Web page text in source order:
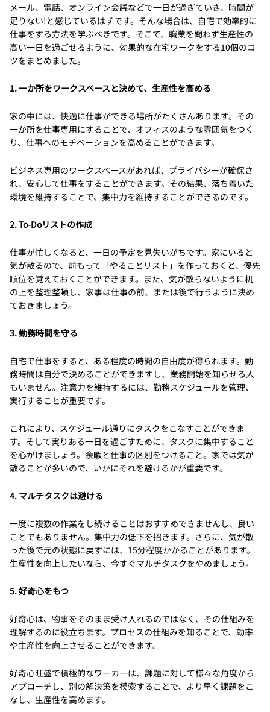
メール、電話、オンライン会議などで一日が過ぎていき、時間が
足りない!と感じているはずです。そんな場合は、自宅で効率的に
仕事をする方法を学ぶべきです。そこで、職業を問わず生産性の
高い一日を過ごせるように、効果的な在宅ワークをする10個のコ
ツをまとめました。
1. 一か所をワークスペースと決めて、生産性を高める
家の中には、快適に仕事ができる場所がたくさんあります。その
一か所を仕事専用にすることで、オフィスのような雰囲気をつく
り、仕事へのモチベーションを高めることができます。
ビジネス専用のワークスペースがあれば、プライバシーが確保さ
れ、安心して仕事をすることができます。その結果、落ち着いた
環境を維持することで、集中力を維持することができるのです。
2. To-Doリストの作成
仕事が忙しくなると、一日の予定を見失いがちです。家にいると
気が散るので、前もって「やることリスト」を作っておくと、優先
順位を覚えておくことができます。また、気が散らないように机
の上を整理整頓し、家事は仕事の前、または後で行うように決め
ておきましょう。
3. 勤務時間を守る
自宅で仕事をすると、ある程度の時間の自由度が得られます。勤
務時間は自分で決めることができますし、業務開始を知らせる人
もいません。注意力を維持するには、勤務スケジュールを管理、
実行することが重要です。
これにより、スケジュール通りにタスクをこなすことができま
す。そして実りある一日を過ごすために、タスクに集中すること
を心がけましょう。余暇と仕事の区別をつけること。家では気が
散ることが多いので、いかにそれを避けるかが重要です。
4. マルチタスクは避ける
一度に複数の作業をし続けることはおすすめできませんし、良い
ことでもありません。集中力の低下を招きます。さらに、気が散
った後で元の状態に戻すには、15分程度かかることがあります。
生産性を向上したいなら、今すぐマルチタスクをやめましょう。
5. 好奇心をもつ
好奇心は、物事をそのまま受け入れるのではなく、その仕組みを
理解するのに役立ちます。プロセスの仕組みを知ることで、効率
や生産性を向上させることができます。
好奇心旺盛で積極的なワーカーは、課題に対して様々な角度から
アプローチし、別の解決策を模索することで、より早く課題をこ
なし、生産性を高めます。